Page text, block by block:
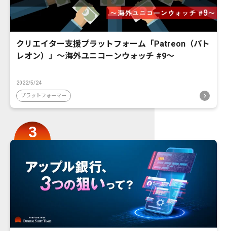
クリエイター支援プラットフォーム「Patreon（パト
レオン）」〜海外ユニコーンウォッチ #9〜
2022/5/24
プラットフォーマー